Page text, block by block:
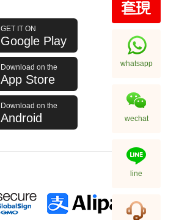
GET IT ON
Google Play
Download on the
App Store
Download on the
Android
whatsapp
wechat
line